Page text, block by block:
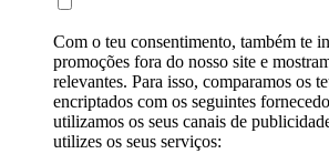
Com o teu consentimento, também te
promoções fora do nosso site e
relevantes. Para isso, comparamos os
encriptados com os seguintes
utilizamos os seus canais de
utilizes os seus serviços: